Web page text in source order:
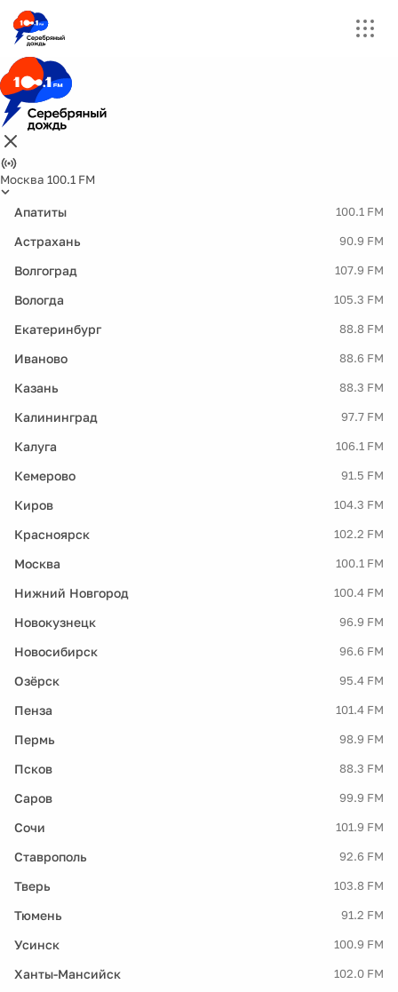
Москва 100.1 FM
Апатиты 100.1 FM
Астрахань 90.9 FM
Волгоград 107.9 FM
Вологда 105.3 FM
Екатеринбург 88.8 FM
Иваново 88.6 FM
Казань 88.3 FM
Калининград 97.7 FM
Калуга 106.1 FM
Кемерово 91.5 FM
Киров 104.3 FM
Красноярск 102.2 FM
Москва 100.1 FM
Нижний Новгород 100.4 FM
Новокузнецк 96.9 FM
Новосибирск 96.6 FM
Озёрск 95.4 FM
Пенза 101.4 FM
Пермь 98.9 FM
Псков 88.3 FM
Саров 99.9 FM
Сочи 101.9 FM
Ставрополь 92.6 FM
Тверь 103.8 FM
Тюмень 91.2 FM
Усинск 100.9 FM
Ханты-Мансийск 102.0 FM